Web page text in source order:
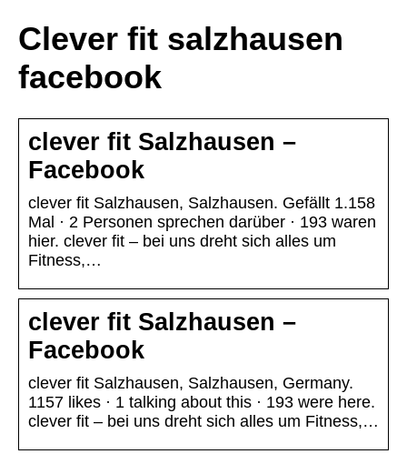
Clever fit salzhausen
facebook
clever fit Salzhausen –
Facebook
clever fit Salzhausen, Salzhausen. Gefällt 1.158
Mal · 2 Personen sprechen darüber · 193 waren
hier. clever fit – bei uns dreht sich alles um
Fitness,…
clever fit Salzhausen –
Facebook
clever fit Salzhausen, Salzhausen, Germany.
1157 likes · 1 talking about this · 193 were here.
clever fit – bei uns dreht sich alles um Fitness,…